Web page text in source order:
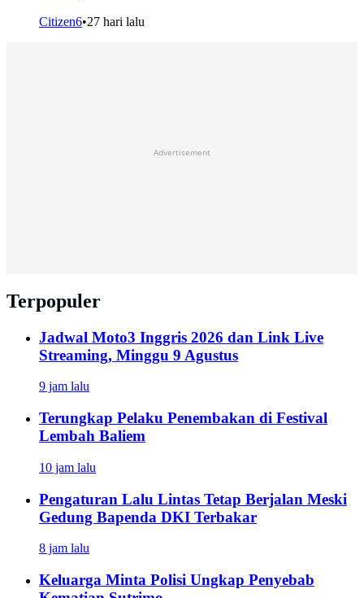
Citizen6•27 hari lalu
Advertisement
Terpopuler
Jadwal Moto3 Inggris 2026 dan Link Live
Streaming, Minggu 9 Agustus
9 jam lalu
Terungkap Pelaku Penembakan di Festival
Lembah Baliem
10 jam lalu
Pengaturan Lalu Lintas Tetap Berjalan Meski
Gedung Bapenda DKI Terbakar
8 jam lalu
Keluarga Minta Polisi Ungkap Penyebab